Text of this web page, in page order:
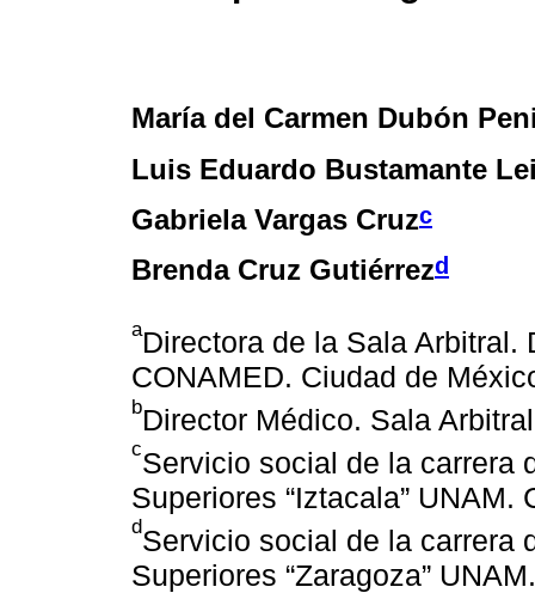
María del Carmen Dubón
Luis Eduardo Bustamante
Gabriela Vargas Cruzc
Brenda Cruz Gutiérrezd
aDirectora de la Sala Arbitral.
CONAMED. Ciudad de
bDirector Médico. Sala
cServicio social de la carrera
Superiores “Iztacala” UNAM.
dServicio social de la carrera
Superiores “Zaragoza”